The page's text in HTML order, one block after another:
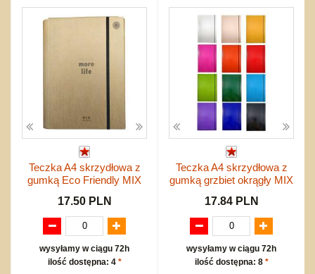
Teczka A4 skrzydłowa z
gumką Eco Friendly MIX
17.50 PLN
wysyłamy w ciągu 72h
ilość dostępna: 4 *
Teczka A4 skrzydłowa z
gumką grzbiet okrągły MIX
17.84 PLN
wysyłamy w ciągu 72h
ilość dostępna: 8 *